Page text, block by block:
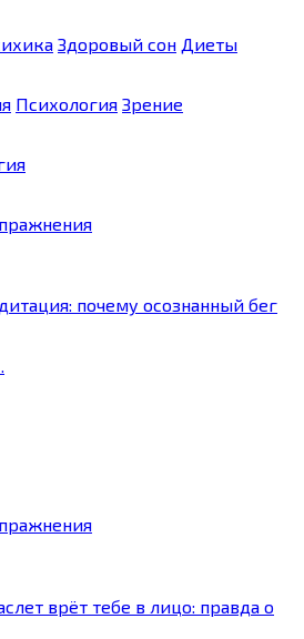
Здоровый сон Диеты
Психология Зрение
почему осознанный бег
врёт тебе в лицо: правда о